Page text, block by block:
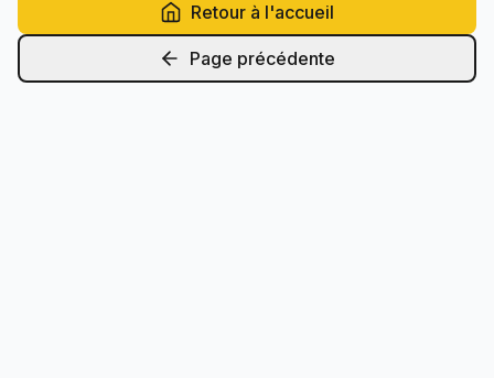
Retour à l'accueil
Page précédente